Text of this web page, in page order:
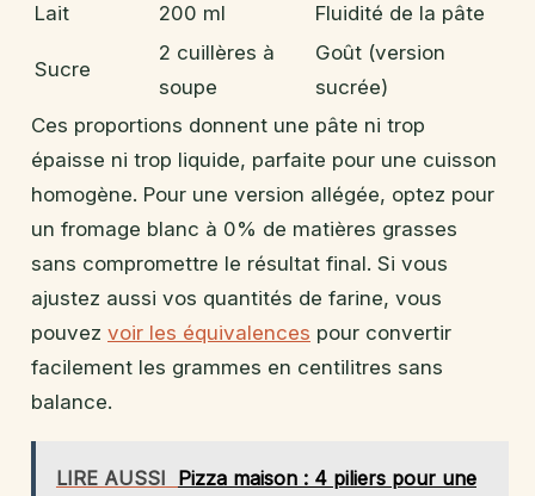
Lait
200 ml Fluidité de la pâte
Sucre
2 cuillères à
soupe
Goût (version
sucrée)
Ces proportions donnent une pâte ni trop
épaisse ni trop liquide, parfaite pour une cuisson
homogène. Pour une version allégée, optez pour
un fromage blanc à 0% de matières grasses
sans compromettre le résultat final. Si vous
ajustez aussi vos quantités de farine, vous
pouvez voir les équivalences pour convertir
facilement les grammes en centilitres sans
balance.
LIRE AUSSI Pizza maison : 4 piliers pour une